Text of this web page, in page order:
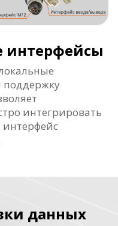
интерфейсы
интегрировать
интерфейс
данных